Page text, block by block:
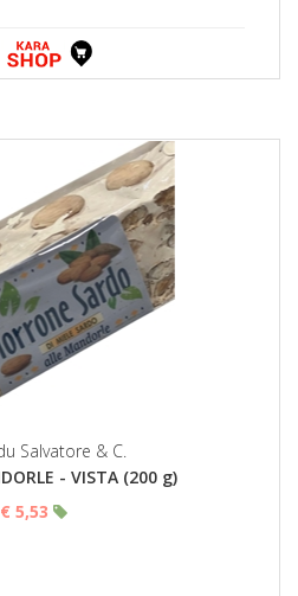
Salvatore & C.
- VISTA (200 g)
€ 5,53